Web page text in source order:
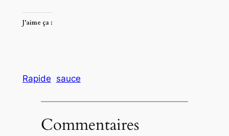
J’aime ça :
Rapide sauce
Commentaires